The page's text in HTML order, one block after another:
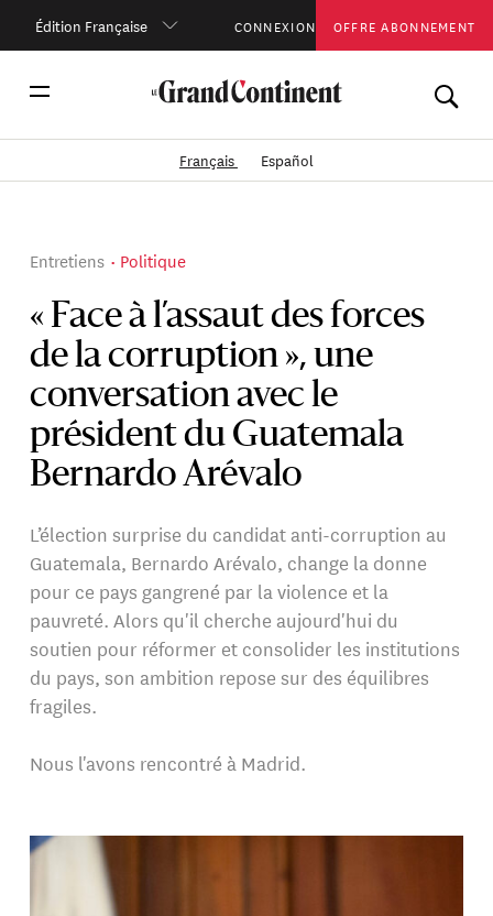
Édition Française CONNEXION OFFRE ABONNEMENT
Français Español
« Face à l’assaut des forces
de la corruption », une
conversation avec le
président du Guatemala
Bernardo Arévalo
Entretiens Politique
L’élection surprise du candidat anti-corruption au
Guatemala, Bernardo Arévalo, change la donne
pour ce pays gangrené par la violence et la
pauvreté. Alors qu'il cherche aujourd'hui du
soutien pour réformer et consolider les institutions
du pays, son ambition repose sur des équilibres
fragiles.
Nous l'avons rencontré à Madrid.